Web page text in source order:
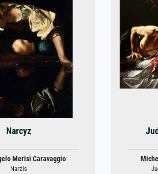
Narcyz
Merisi Caravaggio
Narzis